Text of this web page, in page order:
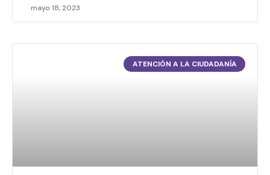
mayo 18, 2023
ATENCIÓN A LA CIUDADANÍA